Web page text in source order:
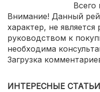
Всего
Внимание! Данный
характер, не
руководством к
необходима
Загрузка
ИНТЕРЕСНЫЕ СТАТЬИ